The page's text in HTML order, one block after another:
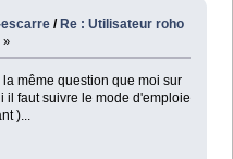
/ Re : Utilisateur roho
»
même question que moi sur
il faut suivre le mode d'emploie
)...